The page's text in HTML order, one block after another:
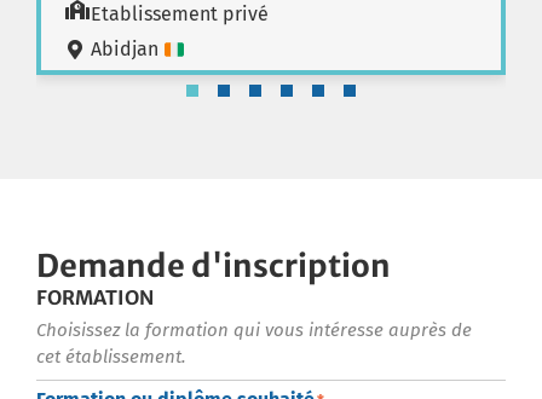
Etablissement privé
Abidjan
Demande d'inscription
FORMATION
Choisissez la formation qui vous intéresse auprès de
cet établissement.